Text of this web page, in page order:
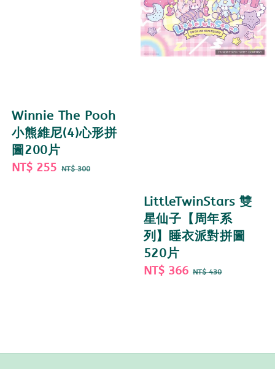
Winnie The Pooh
小熊維尼(4)心形拼
圖200片
Sale
NT$ 255 Regular
NT$ 300
LittleTwinStars 雙
星仙子【周年系
列】睡衣派對拼圖
520片
Sale
NT$ 366 Regular
NT$ 430